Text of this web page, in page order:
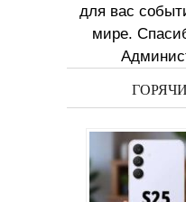
для вас
мире.